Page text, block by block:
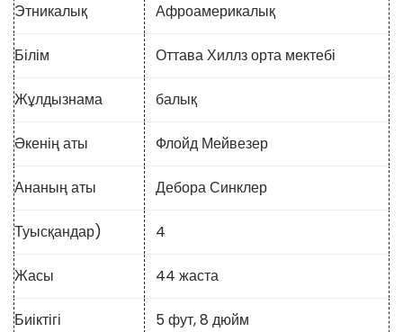
Этникалық Афроамерикалық
Білім Оттава Хиллз орта мектебі
Жұлдызнама балық
Әкенің аты Флойд Мейвезер
Ананың аты Дебора Синклер
Туысқандар) 4
Жасы 44 жаста
Биіктігі 5 фут, 8 дюйм